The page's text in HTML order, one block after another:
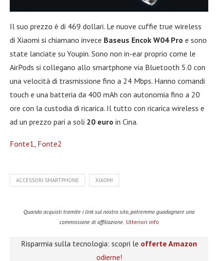
Il suo prezzo è di 469 dollari. Le nuove cuffie true wireless
di Xiaomi si chiamano invece Baseus Encok W04 Pro e sono
state lanciate su Youpin. Sono non in-ear proprio come le
AirPods si collegano allo smartphone via Bluetooth 5.0 con
una velocità di trasmissione fino a 24 Mbps. Hanno comandi
touch e una batteria da 400 mAh con autonomia fino a 20
ore con la custodia di ricarica. Il tutto con ricarica wireless e
ad un prezzo pari a soli 20 euro in Cina.
Fonte1, Fonte2
ACCESSORI SMARTPHONE XIAOMI
Quando acquisti tramite i link sul nostro sito, potremmo guadagnare una
commissione di affiliazione. Ulteriori info
Risparmia sulla tecnologia: scopri le offerte Amazon
odierne!